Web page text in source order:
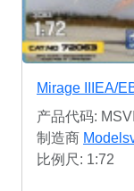
Mirage IIIEA/
产品代码:
制造商
比例尺: 1:72